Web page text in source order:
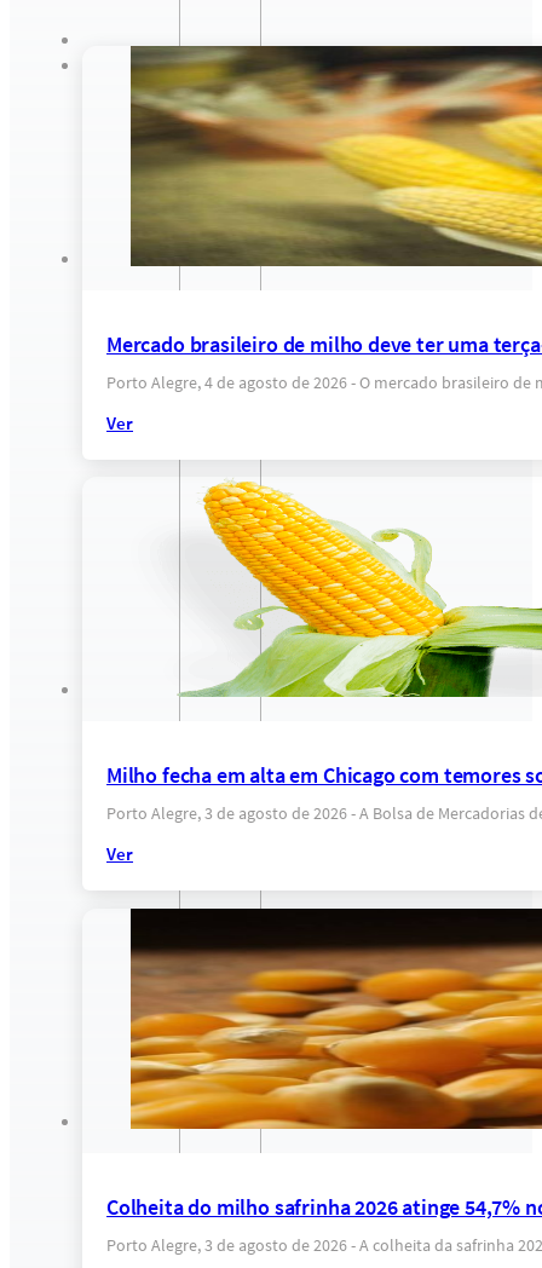
Mercado brasileiro de milho deve ter uma
Porto Alegre, 4 de agosto de 2026 - O mercado brasileiro
Ver
Milho fecha em alta em Chicago com temores
Porto Alegre, 3 de agosto de 2026 - A Bolsa de Mercadorias
Ver
Colheita do milho safrinha 2026 atinge 54,7%
Porto Alegre, 3 de agosto de 2026 - A colheita da safrinha